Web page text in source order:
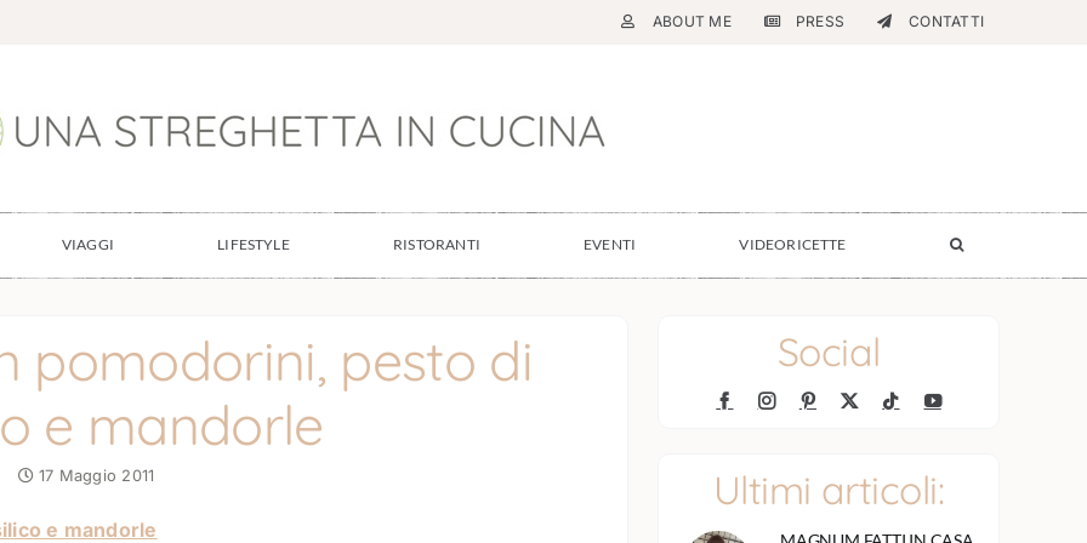
ABOUT ME PRESS CONTATTI
VIAGGI LIFESTYLE RISTORANTI EVENTI VIDEORICETTE
pomodorini, pesto di
e mandorle
17 Maggio 2011
Social
Ultimi articoli: